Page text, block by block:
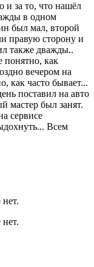
и за то, что нашёл
в одном
был мал, второй
правую сторону и
также дважды..
как
вечером на
как часто бывает...
поставил на авто
мастер был занят.
сервисе
Всем